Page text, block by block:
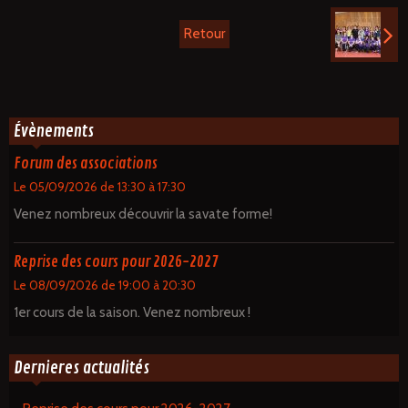
Retour
Évènements
Forum des associations
Le 05/09/2026 de 13:30 à 17:30
Venez nombreux découvrir la savate forme!
Reprise des cours pour 2026-2027
Le 08/09/2026 de 19:00 à 20:30
1er cours de la saison. Venez nombreux !
Dernieres actualités